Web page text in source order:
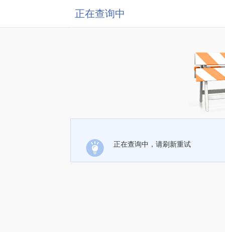
正在查询中
正在查询中，请刷新重试